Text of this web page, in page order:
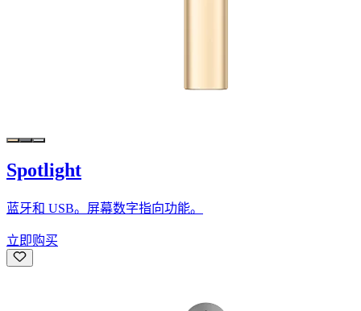
Spotlight
蓝牙和 USB。屏幕数字指向功能。
立即购买